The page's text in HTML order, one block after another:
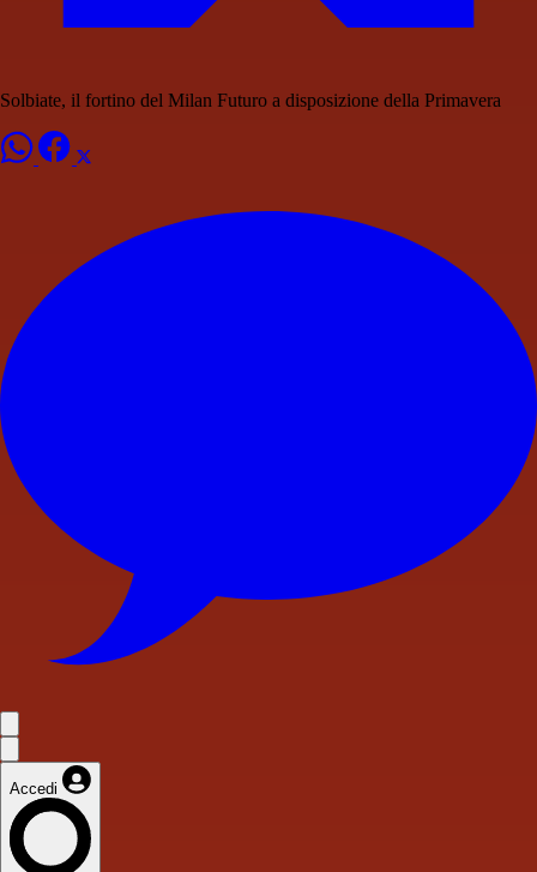
Solbiate, il fortino del Milan Futuro a disposizione della Primavera
Accedi